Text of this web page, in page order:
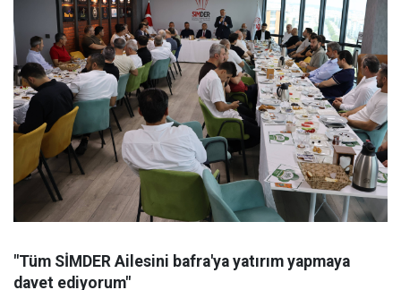
"Tüm SİMDER Ailesini bafra'ya yatırım yapmaya
davet ediyorum"